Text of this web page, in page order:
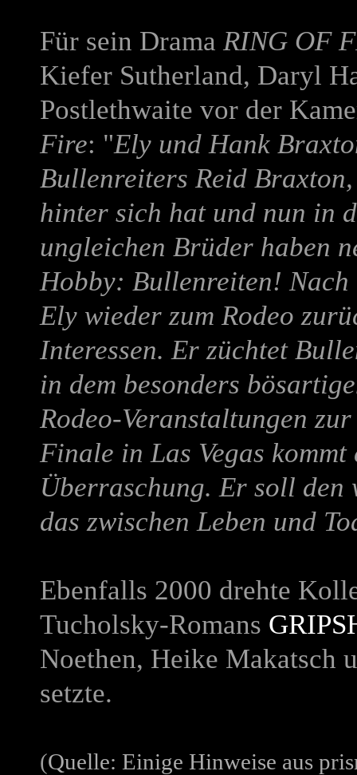
Für sein Drama RING OF
Kiefer Sutherland, Daryl
Postlethwaite vor der
Fire: "Ely und Hank
Bullenreiters Reid
hinter sich hat und nun in
ungleichen Brüder haben
Hobby: Bullenreiten! Nach
Ely wieder zum Rodeo
Interessen. Er züchtet
in dem besonders
Rodeo-Veranstaltungen
Finale in Las Vegas
Überraschung. Er soll den
das zwischen Leben und
Ebenfalls 2000 drehte
Tucholsky-Romans
Noethen, Heike Makatsch
setzte.
(Quelle: Einige Hinweise aus